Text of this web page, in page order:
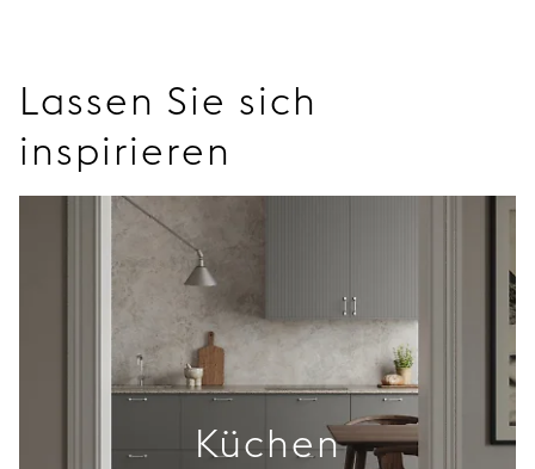
Lassen Sie sich
inspirieren
Küchen